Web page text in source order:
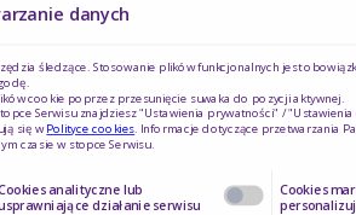
danych
śledzące. Stosowanie plików funkcjonalnych jest
cookie poprzez przesunięcie suwaka do pozycji aktywnej.
Serwisu znajdziesz "Ustawienia prywatności" /
się wPolityce cookies. Informacje dotyczące przetwarzania
czasie w stopce Serwisu.
analityczne lub
działanie serwisu
Cookies